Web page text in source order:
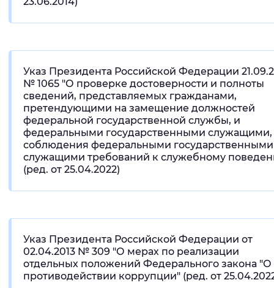
Указ Президента Российской Федерации
№ 1065 "О проверке достоверности и полноты
сведений, представляемых гражданами,
претендующими на замещение должностей
федеральной государственной службы, и
федеральными государственными служащими,
соблюдения федеральными государственными
служащими требований к служебному
(ред. от 25.04.2022)
Указ Президента Российской Федерации от
02.04.2013 № 309 "О мерах по реализации
отдельных положений Федерального закона "О
противодействии коррупции" (ред. от